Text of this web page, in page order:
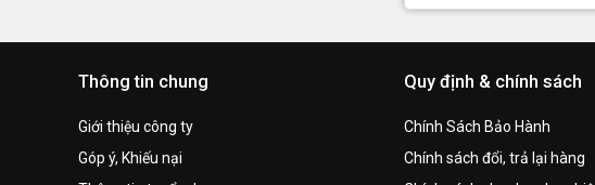
Thông tin chung
Giới thiệu công ty
Góp ý, Khiếu nại
Quy định & chính sách
Chính Sách Bảo Hành
Chính sách đổi, trả lại hàng